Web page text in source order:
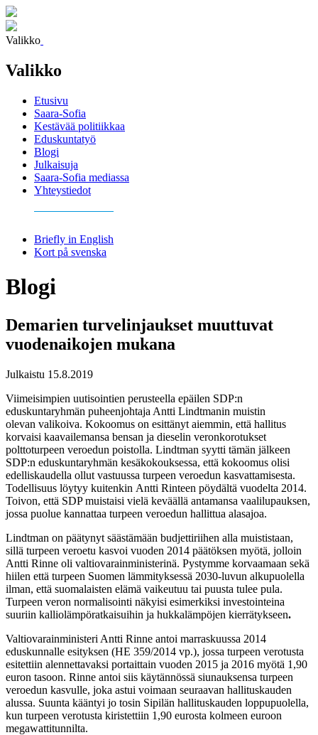
Valikko
Valikko
Etusivu
Saara-Sofia
Kestävää politiikkaa
Eduskuntatyö
Blogi
Julkaisuja
Saara-Sofia mediassa
Yhteystiedot
Briefly in English
Kort på svenska
Blogi
Demarien turvelinjaukset muuttuvat
vuodenaikojen mukana
Julkaistu 15.8.2019
Viimeisimpien uutisointien perusteella epäilen SDP:n
eduskuntaryhmän puheenjohtaja Antti Lindtmanin muistin
olevan valikoiva. Kokoomus on esittänyt aiemmin, että hallitus
korvaisi kaavailemansa bensan ja dieselin veronkorotukset
polttoturpeen veroedun poistolla. Lindtman syytti tämän jälkeen
SDP:n eduskuntaryhmän kesäkokouksessa, että kokoomus olisi
edelliskaudella ollut vastuussa turpeen veroedun kasvattamisesta.
Todellisuus löytyy kuitenkin Antti Rinteen pöydältä vuodelta 2014.
Toivon, että SDP muistaisi vielä keväällä antamansa vaalilupauksen,
jossa puolue kannattaa turpeen veroedun hallittua alasajoa.
Lindtman on päätynyt säästämään budjettiriihen alla muististaan,
sillä turpeen veroetu kasvoi vuoden 2014 päätöksen myötä, jolloin
Antti Rinne oli valtiovarainministerinä. Pystymme korvaamaan sekä
hiilen että turpeen Suomen lämmityksessä 2030-luvun alkupuolella
ilman, että suomalaisten elämä vaikeutuu tai puusta tulee pula.
Turpeen veron normalisointi näkyisi esimerkiksi investointeina
suuriin kalliolämpöratkaisuihin ja hukkalämpöjen kierrätykseen.
Valtiovarainministeri Antti Rinne antoi marraskuussa 2014
eduskunnalle esityksen (HE 359/2014 vp.), jossa turpeen verotusta
esitettiin alennettavaksi portaittain vuoden 2015 ja 2016 myötä 1,90
euron tasoon. Rinne antoi siis käytännössä siunauksensa turpeen
veroedun kasvulle, joka astui voimaan seuraavan hallituskauden
alussa. Suunta kääntyi jo tosin Sipilän hallituskauden loppupuolella,
kun turpeen verotusta kiristettiin 1,90 eurosta kolmeen euroon
megawattitunnilta.